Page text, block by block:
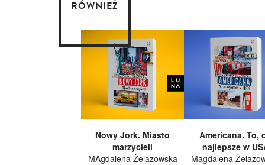
RÓWNIEŻ
Nowy Jork. Miasto
marzycieli
MAgdalena Żelazowska
Americana. To,
najlepsze w
Magdalena